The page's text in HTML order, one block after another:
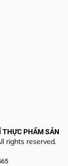
THỰC PHẨM SẢN
rights reserved.